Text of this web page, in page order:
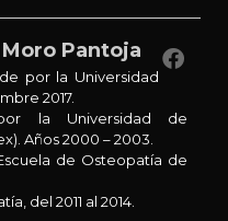
Pantoja
por la Universidad
2017.
la Universidad de
Años 2000 – 2003.
de Osteopatía de
del 2011 al 2014.